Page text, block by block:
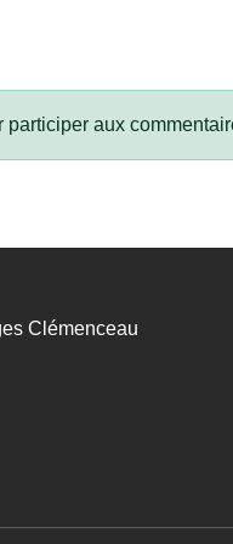
participer aux
Clémenceau